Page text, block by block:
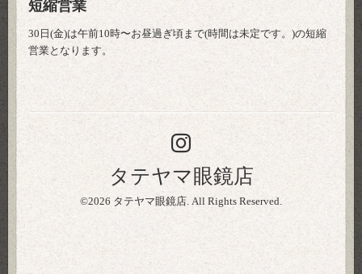
短縮営業
30日(金)は午前10時〜お昼過ぎ頃まで(時間は未定です。)の短縮
営業となります。
タテヤマ眼鏡店
©2026 タテヤマ眼鏡店. All Rights Reserved.